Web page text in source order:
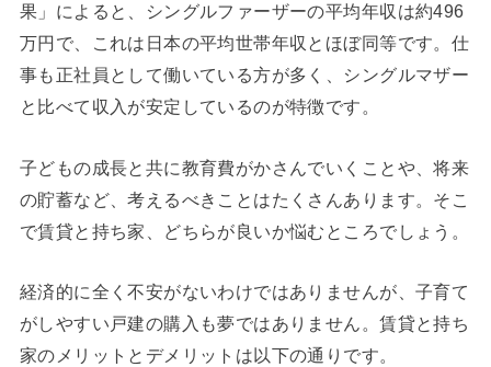
果」によると、シングルファーザーの平均年収は約496
万円で、これは日本の平均世帯年収とほぼ同等です。仕
事も正社員として働いている方が多く、シングルマザー
と比べて収入が安定しているのが特徴です。
子どもの成長と共に教育費がかさんでいくことや、将来
の貯蓄など、考えるべきことはたくさんあります。そこ
で賃貸と持ち家、どちらが良いか悩むところでしょう。
経済的に全く不安がないわけではありませんが、子育て
がしやすい戸建の購入も夢ではありません。賃貸と持ち
家のメリットとデメリットは以下の通りです。